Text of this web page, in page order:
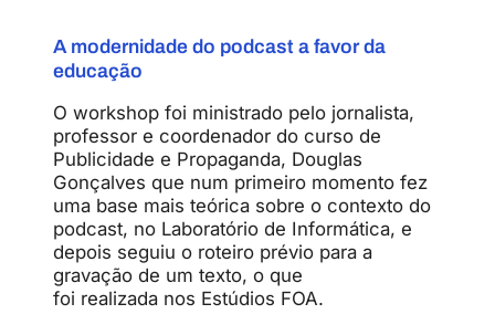
A modernidade do podcast a favor da
educação
O workshop foi ministrado pelo jornalista,
professor e coordenador do curso de
Publicidade e Propaganda, Douglas
Gonçalves que num primeiro momento fez
uma base mais teórica sobre o contexto do
podcast, no Laboratório de Informática, e
depois seguiu o roteiro prévio para a
gravação de um texto, o que
foi realizada nos Estúdios FOA.